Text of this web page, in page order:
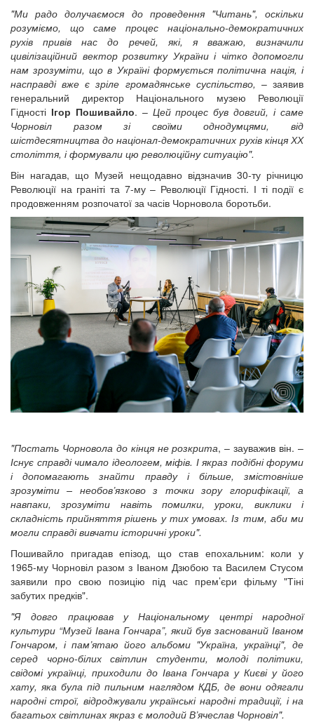
"Ми радо долучаємося до проведення "Читань", оскільки
розуміємо, що саме процес національно-демократичних
рухів привів нас до речей, які, я вважаю, визначили
цивілізаційний вектор розвитку України і чітко допомогли
нам зрозуміти, що в Україні формується політична нація, і
насправді вже є зріле громадянське суспільство, – заявив
генеральний директор Національного музею Революції
Гідності Ігор Пошивайло. – Цей процес був довгий, і саме
Чорновіл разом зі своїми однодумцями, від
шістдесятництва до націонал-демократичних рухів кінця ХХ
століття, і формували цю революційну ситуацію".
Він нагадав, що Музей нещодавно відзначив 30-ту річницю
Революції на граніті та 7-му – Революції Гідності. І ті події є
продовженням розпочатої за часів Чорновола боротьби.
"Постать Чорновола до кінця не розкрита, – зауважив він. –
Існує справді чимало ідеологем, міфів. І якраз подібні форуми
і допомагають знайти правду і більше, змістовніше
зрозуміти – необов’язково з точки зору глорифікації, а
навпаки, зрозуміти навіть помилки, уроки, виклики і
складність прийняття рішень у тих умовах. Із тим, аби ми
могли справді вивчати історичні уроки".
Пошивайло пригадав епізод, що став епохальним: коли у
1965-му Чорновіл разом з Іваном Дзюбою та Василем Стусом
заявили про свою позицію під час прем’єри фільму "Тіні
забутих предків".
"Я довго працював у Національному центрі народної
культури “Музей Івана Гончара”, який був заснований Іваном
Гончаром, і пам’ятаю його альбоми "Україна, українці", де
серед чорно-білих світлин студенти, молоді політики,
свідомі українці, приходили до Івана Гончара у Києві у його
хату, яка була під пильним наглядом КДБ, де вони одягали
народні строї, відроджували українські народні традиції, і на
багатьох світлинах якраз є молодий В’ячеслав Чорновіл".